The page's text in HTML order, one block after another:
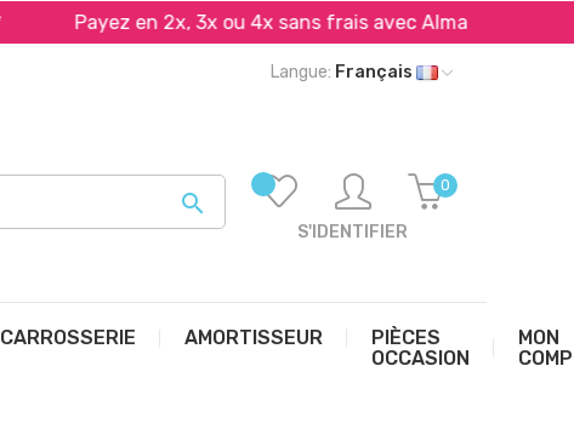
Payez en 2x, 3x ou 4x sans frais avec Alma et PayPal*
Langue: Français

S'IDENTIFIER
0
CARROSSERIE AMORTISSEUR
PIÈCES
OCCASION
MON